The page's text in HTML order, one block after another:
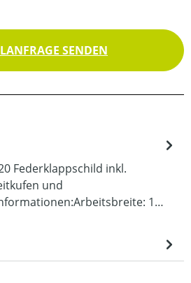
SENDEN
Federklappschild inkl.
und
1…